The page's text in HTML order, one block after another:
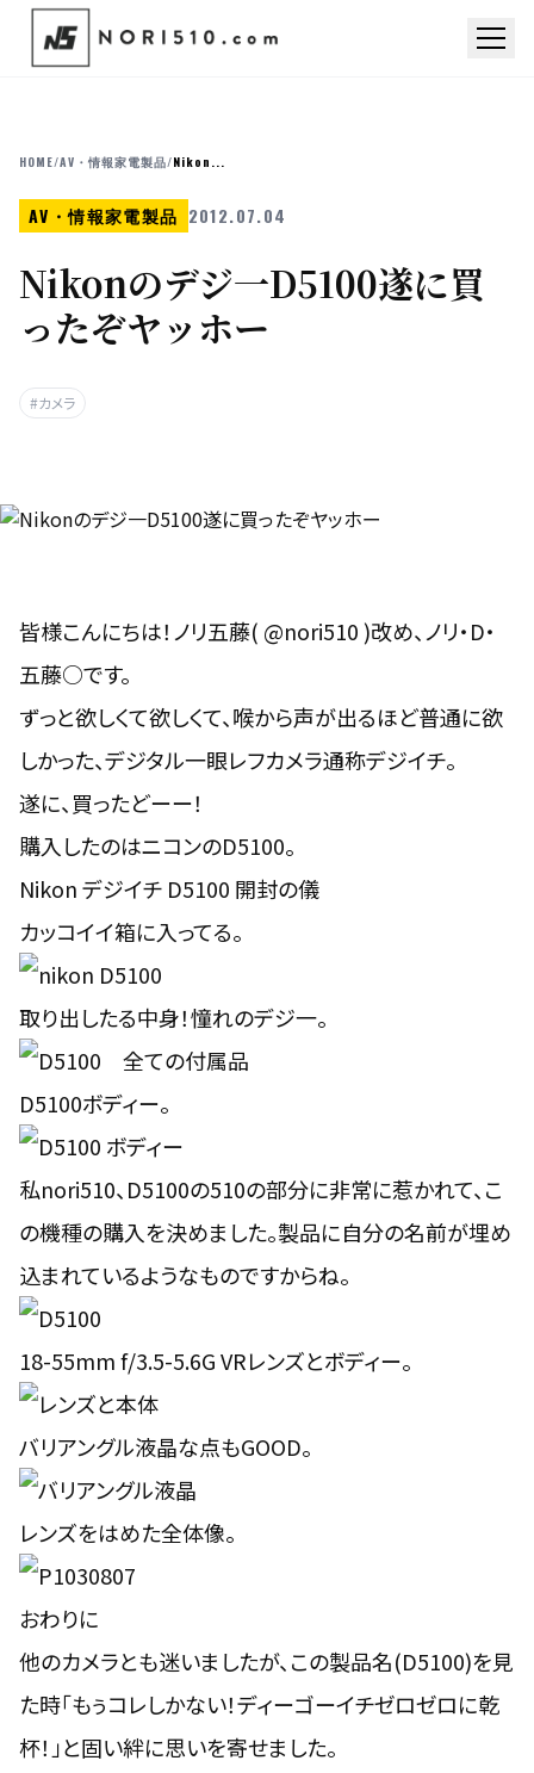
HOME/AV・情報家電製品/Nikon...
AV・情報家電製品 2012.07.04
Nikonのデジ一D5100遂に買
ったぞヤッホー
#カメラ
皆様こんにちは！ノリ五藤( @nori510 )改め、ノリ・D・
五藤○です。
ずっと欲しくて欲しくて、喉から声が出るほど普通に欲
しかった、デジタル一眼レフカメラ通称デジイチ。
遂に、買ったどーー！
購入したのはニコンのD5100。
Nikon デジイチ D5100 開封の儀
カッコイイ箱に入ってる。
取り出したる中身！憧れのデジ一。
D5100ボディー。
私nori510、 D5100の510の部分に非常に惹かれて、こ
の機種の購入を決めました。製品に自分の名前が埋め
込まれているようなものですからね。
18-55mm f/3.5-5.6G VRレンズとボディー。
バリアングル液晶な点もGOOD。
レンズをはめた全体像。
おわりに
他のカメラとも迷いましたが、この製品名(D5100)を見
た時「もぅコレしかない！ディーゴーイチゼロゼロに乾
杯！ 」と固い絆に思いを寄せました。